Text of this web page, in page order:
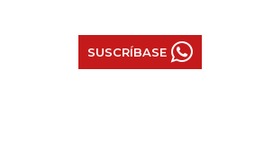
SUSCRÍBASE